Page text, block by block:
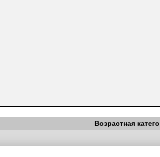
Возрастная
(c) |Вестник Педагога|Об издании|